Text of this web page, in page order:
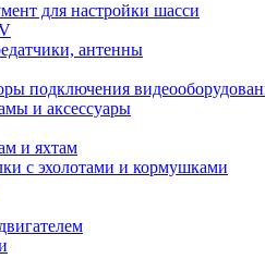
для настройки шасси
антенны
подключения
и аксессуары
и яхтам
с эхолотами и кормушками